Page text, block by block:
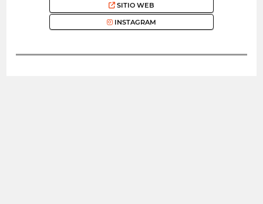
SITIO WEB
INSTAGRAM